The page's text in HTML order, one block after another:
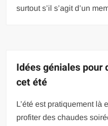
surtout s’il s’agit d’un
Idées géniales
cet été
L’été est pratiquement là
profiter des chaudes